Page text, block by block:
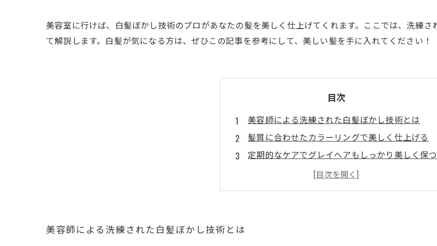
美容室に行けば、白髪ぼかし技術のプロがあなたの髪を美しく仕上げてくれます。ここでは、洗練
て解説します。白髪が気になる方は、ぜひこの記事を参考にして、美しい髪を手に入れてください！
目次
美容師による洗練された白髪ぼかし技術とは
髪質に合わせたカラーリングで美しく仕上げる
定期的なケアでグレイヘアもしっかり美しく保つ
ハイライトで表情豊かな白髪に仕上げる
白髪を生かした上品で大人のヘアスタイルを提案
美容師による洗練された白髪ぼかし技術とは